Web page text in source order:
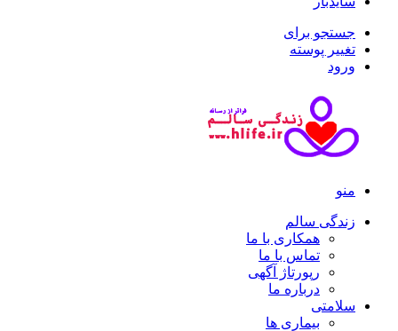
جستجو برای
تغییر پوسته
ورود
منو
زندگی سالم
همکاری با ما
تماس با ما
رپورتاژ آگهی
درباره ما
سلامتی
بیماری ها